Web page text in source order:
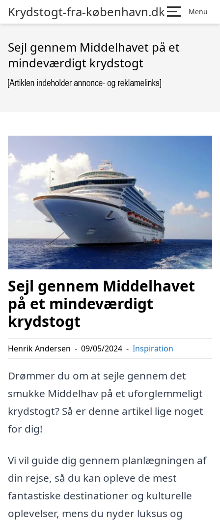
Krydstogt-fra-københavn.dk Menu
Sejl gennem Middelhavet på et
mindeværdigt krydstogt
Sejl gennem Middelhavet
på et mindeværdigt
krydstogt
Henrik Andersen - 09/05/2024 - Inspiration
Drømmer du om at sejle gennem det
smukke Middelhav på et uforglemmeligt
krydstogt? Så er denne artikel lige noget
for dig!
Vi vil guide dig gennem planlægningen af
din rejse, så du kan opleve de mest
fantastiske destinationer og kulturelle
oplevelser, mens du nyder luksus og